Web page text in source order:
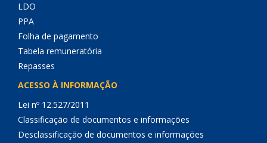
LDO
PPA
Folha de pagamento
Tabela remuneratória
Repasses
ACESSO À INFORMAÇÃO
Lei nº 12.527/2011
Classificação de documentos e informações
Desclassificação de documentos e informações